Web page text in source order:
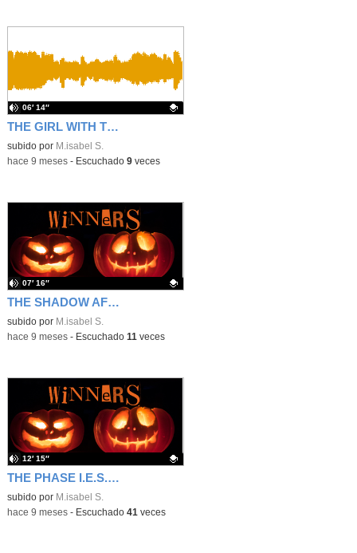
THE GIRL WITH THE AXE I.E.S. Jimena Menéndez Pidal
Contenido educativo.
subido por M.isabel S.
06′ 14″
-hace 9 meses- Escuchado 9veces
THE SHADOW AFTER DEATH I.E.S. Jimena Menéndez Pidal (Fuenlabrada)
Contenido educativo.
subido por M.isabel S.
07′ 16″
-hace 9 meses- Escuchado 11veces
THE PHASE I.E.S. Jimena Menéndez Pidal (Fuenlabrada)
Contenido educativo.
subido por M.isabel S.
12′ 15″
-hace 9 meses- Escuchado 41veces